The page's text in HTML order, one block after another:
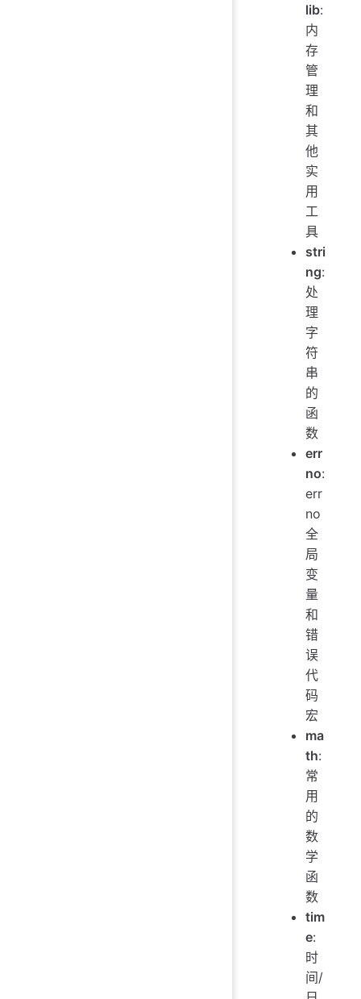
lib:
内
存
管
理
和
其
他
实
用
工
具
stri
ng:
处
理
字
符
串
的
函
数
err
no:
err
no
全
局
变
量
和
错
误
代
码
宏
ma
th:
常
用
的
数
学
函
数
tim
e:
时
间/